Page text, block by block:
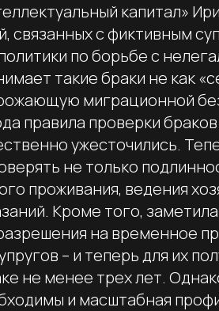
капитал»
связанных с фиктивным
по борьбе с
такие браки не как
миграционной
правила проверки
ужесточились.
не только
проживания, ведения
Кроме того,
на временное
– и теперь для их
не менее трех лет.
и масштабная